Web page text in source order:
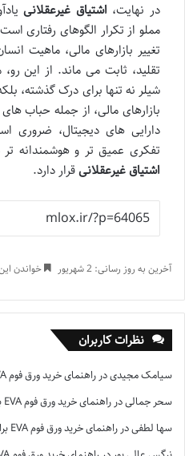
در نهایت، اشتیاق غیرعقلانی
مملو از تکرار الگوهای رفتاری
تغییر بازارهای مالی، ماهیت
تقلید، ثابت می ماند. از این
شیلر نه تنها برای درک گذشته،
بازارهای مالی، از جمله حباب
دارایی های دیجیتال،
تفکری عمیق تر و هوشمندانه
اشتیاق غیرعقلانیقرار دارد.
آخرین به روز رسانی: 2 شهریور خواندن این مطلب 14
نظرات کاربران
سیامک مجیدیدر راهنمای خرید ورق فوم EVA برای کاربردهای مختلف صنعتی
سحر جمالیدر راهنمای خرید ورق فوم EVA برای کاربردهای مختلف صنعتی
سها لطفیدر راهنمای خرید ورق فوم EVA برای کاربردهای مختلف صنعتی